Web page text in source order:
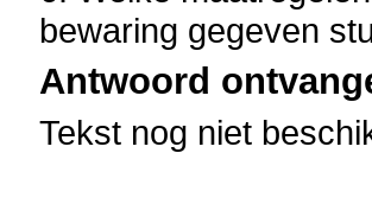
bewaring gegeven
Antwoord
Tekst nog niet